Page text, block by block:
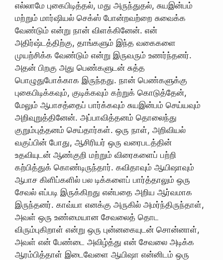
எல்லாமே புகைபிடித்தல், மது அருந்துதல், சுயஇன்பம்
மற்றும் மார்ஷியல் செக்ஸ் போன்றவற்றை சுவைக்க
வேண்டும் என்று நான் விளக்கினேன். என்
அதிர்ஷ்டத்திற்கு, தாங்களும் இந்த வகைகளை
முயற்சிக்க வேண்டும் என்று இருவரும் உணர்ந்தனர்.
அதன் பிறகு அது பெண்களுடன் சுத்த
பொழுதுபோக்காக இருந்தது. நான் பெண்களுக்கு
புகைபிடிக்கவும், குடிக்கவும் கற்றுக் கொடுத்தேன்,
மேலும் ஆபாசத்தைப் பார்க்கவும் சுயஇன்பம் செய்யவும்
அறிவுறுத்தினேன். அப்பாவித்தனம் தொலைந்து
குறும்புத்தனம் செய்தார்கள். ஒரு நாள், அறிவியல்
வகுப்பின் போது, ​​ஆசிரியர் ஒரு வரைபடத்தின்
உதவியுடன் ஆண்குறி மற்றும் விரைகளைப் பற்றி
கற்பித்துக் கொண்டிருந்தார். கவிதாவும் ஆயிஷாவும்
ஆபாச கிளிப்களில் பல டிக்களைப் பார்த்தாலும் ஒரு
சேவல் எப்படி இருக்கிறது என்பதை அறிய ஆர்வமாக
இருந்தனர். காவ்யா எனக்கு அருகில் அமர்ந்திருந்தாள்,
அவள் ஒரு உண்மையான சேவலைத் தொட
விரும்புகிறாள் என்று ஒரு புன்னகையுடன் சொன்னாள்,
அவள் என் பேண்டை அவிழ்த்து என் சேவலை அடிக்க
ஆரம்பித்தாள் இடைவேளை ஆயிஷா என்னிடம் ஒரு